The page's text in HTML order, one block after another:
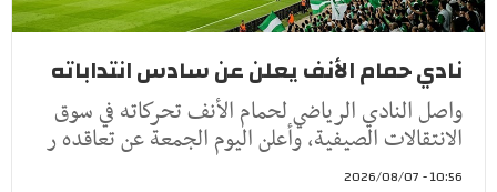
نادي حمام الأنف يعلن عن سادس انتداباته
واصل النادي الرياضي لحمام الأنف تحركاته في سوق
الانتقالات الصيفية، وأعلن اليوم الجمعة عن تعاقده ر
10:56 - 2026/08/07